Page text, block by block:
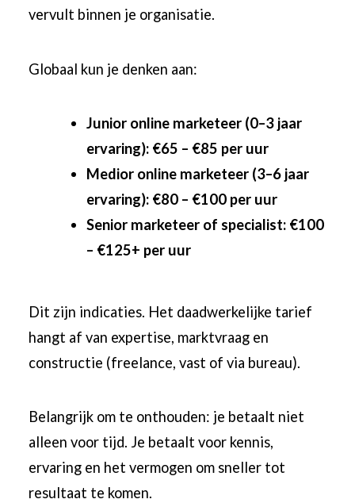
vervult binnen je organisatie.
Globaal kun je denken aan:
Junior online marketeer (0–3 jaar
ervaring): €65 – €85 per uur
Medior online marketeer (3–6 jaar
ervaring): €80 – €100 per uur
Senior marketeer of specialist: €100
– €125+ per uur
Dit zijn indicaties. Het daadwerkelijke tarief
hangt af van expertise, marktvraag en
constructie (freelance, vast of via bureau).
Belangrijk om te onthouden: je betaalt niet
alleen voor tijd. Je betaalt voor kennis,
ervaring en het vermogen om sneller tot
resultaat te komen.